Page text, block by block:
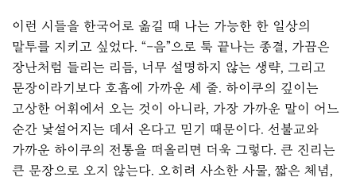
이런 시들을 한국어로 옮길 때 나는 가능한 한 일상의
말투를 지키고 싶었다. “–음”으로 툭 끝나는 종결, 가끔은
장난처럼 들리는 리듬, 너무 설명하지 않는 생략, 그리고
문장이라기보다 호흡에 가까운 세 줄. 하이쿠의 깊이는
고상한 어휘에서 오는 것이 아니라, 가장 가까운 말이 어느
순간 낯설어지는 데서 온다고 믿기 때문이다. 선불교와
가까운 하이쿠의 전통을 떠올리면 더욱 그렇다. 큰 진리는
큰 문장으로 오지 않는다. 오히려 사소한 사물, 짧은 체념,